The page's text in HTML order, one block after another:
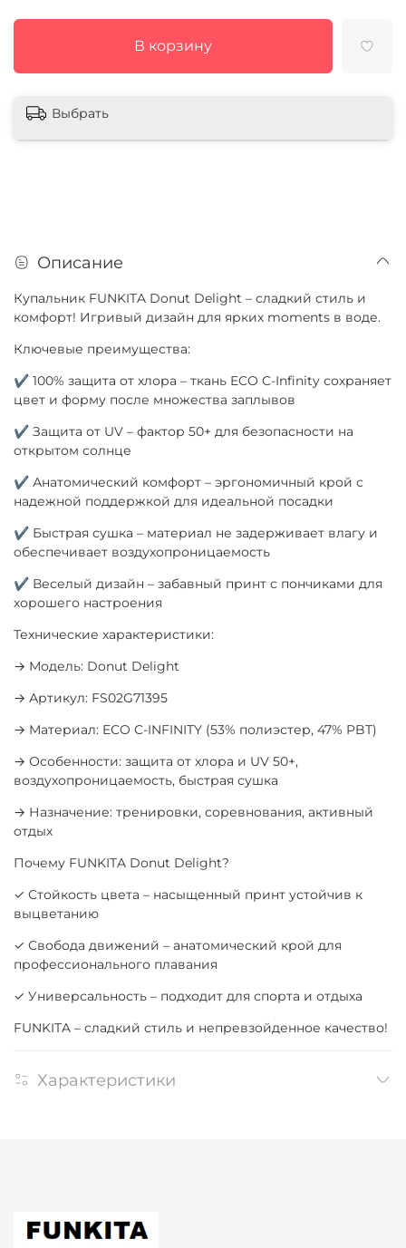
В корзину
Выбрать
Описание
Купальник FUNKITA Donut Delight – сладкий стиль и
комфорт! Игривый дизайн для ярких moments в воде.
Ключевые преимущества:
✔ 100% защита от хлора – ткань ECO C-Infinity сохраняет
цвет и форму после множества заплывов
✔ Защита от UV – фактор 50+ для безопасности на
открытом солнце
✔ Анатомический комфорт – эргономичный крой с
надежной поддержкой для идеальной посадки
✔ Быстрая сушка – материал не задерживает влагу и
обеспечивает воздухопроницаемость
✔ Веселый дизайн – забавный принт с пончиками для
хорошего настроения
Технические характеристики:
→ Модель: Donut Delight
→ Артикул: FS02G71395
→ Материал: ECO C-INFINITY (53% полиэстер, 47% PBT)
→ Особенности: защита от хлора и UV 50+,
воздухопроницаемость, быстрая сушка
→ Назначение: тренировки, соревнования, активный
отдых
Почему FUNKITA Donut Delight?
✓ Стойкость цвета – насыщенный принт устойчив к
выцветанию
✓ Свобода движений – анатомический крой для
профессионального плавания
✓ Универсальность – подходит для спорта и отдыха
FUNKITA – сладкий стиль и непревзойденное качество!
Характеристики